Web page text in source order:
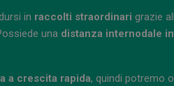
in raccolti straordinari grazie
una distanza internodale
a crescita rapida, quindi potremo